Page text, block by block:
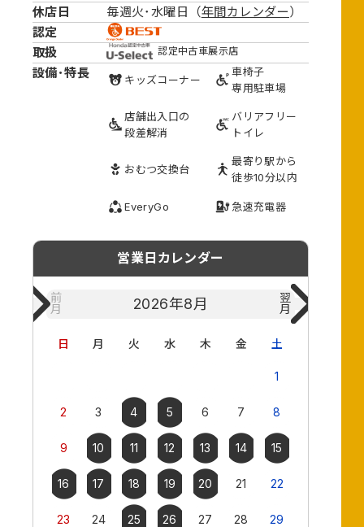
休店日
毎週火･水曜日（年間カレンダー）
認定
取扱
認定中古車展示店
設備･特長 キッズコーナー
車椅子
専用駐車場
店舗出入口の
段差解消
バリアフリー
トイレ
おむつ交換台
最寄り駅から
徒歩10分以内
EveryGo 急速充電器
営業日カレンダー
前
月
翌
月
2026年8月
日 月 火 水 木 金 土
1
2 3 4 5 6 7 8
9 10 11 12 13 14 15
16 17 18 19 20 21 22
23 24 25 26 27 28 29